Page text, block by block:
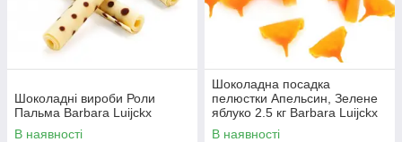
Шоколадні вироби Роли
Пальма Barbara Luijckx
В наявності
Шоколадна посадка
пелюстки Апельсин, Зелене
яблуко 2.5 кг Barbara Luijckx
В наявності